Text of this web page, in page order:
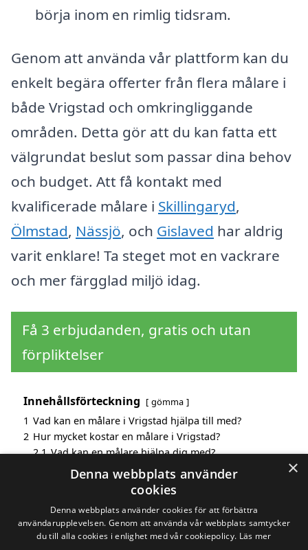
börja inom en rimlig tidsram.
Genom att använda vår plattform kan du
enkelt begära offerter från flera målare i
både Vrigstad och omkringliggande
områden. Detta gör att du kan fatta ett
välgrundat beslut som passar dina behov
och budget. Att få kontakt med
kvalificerade målare i Skillingaryd,
Ölmstad, Nässjö, och Gislaved har aldrig
varit enklare! Ta steget mot en vackrare
och mer färgglad miljö idag.
Få 3 erbjudanden, gratis och utan
förpliktelser
Innehållsförteckning gömma
1 Vad kan en målare i Vrigstad hjälpa till med?
2 Hur mycket kostar en målare i Vrigstad?
2.1 Vad kan en målare hjälpa dig med?
Fördelar med att välja målare i Vrigstad
Sök efter en skicklig målare i de omgivande städerna
×
Denna webbplats använder
cookies
Denna webbplats använder cookies för att förbättra
användarupplevelsen. Genom att använda vår webbplats samtycker
du till alla cookies i enlighet med vår cookiepolicy. Läs mer